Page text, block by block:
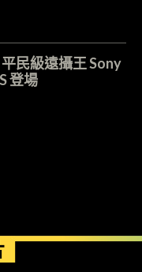
民級遠攝王 Sony
登場